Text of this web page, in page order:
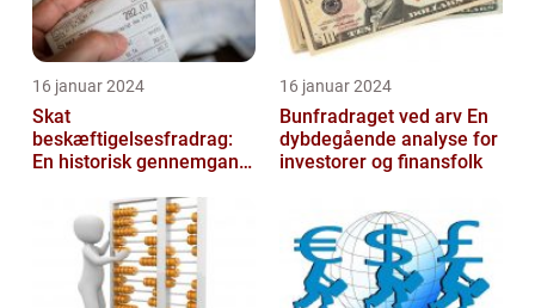
16 januar 2024
Skat
beskæftigelsesfradrag:
En historisk gennemgang
skattefritagelsesprogram
for inves...
16 januar 2024
Bunfradraget ved arv En
dybdegående analyse for
investorer og finansfolk